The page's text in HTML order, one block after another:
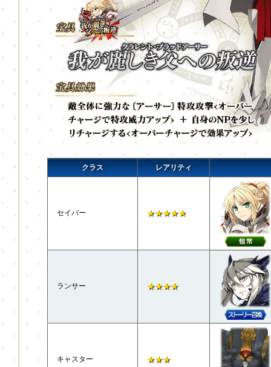
クラス レアリティ
セイバー ★★★★★
ランサー ★★★★
キャスター ★★★